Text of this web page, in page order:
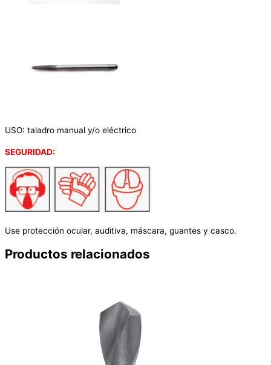
USO: taladro manual y/o eléctrico
SEGURIDAD:
Use protección ocular, auditiva, máscara, guantes y casco.
Productos relacionados